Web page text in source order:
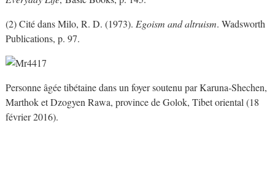
(2) Cité dans Milo, R. D. (1973). Egoism and altruism. Wadsworth
Publications, p. 97.
Personne âgée tibétaine dans un foyer soutenu par Karuna-Shechen,
Marthok et Dzogyen Rawa, province de Golok, Tibet oriental (18
février 2016).